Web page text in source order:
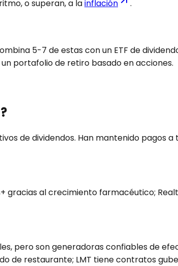
o superan, a lainflación .
5-7 de estas con un ETF de
portafolio de retiro basado en acciones.
de dividendos. Han mantenido pagos
gracias al crecimiento farmacéutico;
pero son generadoras confiables de
de restaurante; LMT tiene contratos